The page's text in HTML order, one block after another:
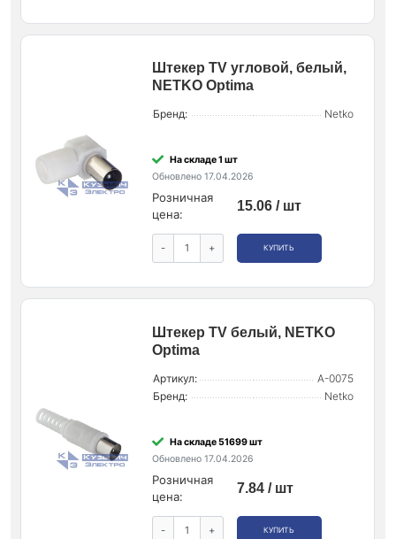
Штекер ТV угловой, белый,
NETKO Optima
Бренд: Netko
На складе 1 шт
Обновлено 17.04.2026
Розничная
цена:
15.06 / шт
- + КУПИТЬ
Штекер ТV белый, NETKO
Optima
Артикул:
A-0075
Бренд:
Netko
На складе 51699 шт
Обновлено 17.04.2026
Розничная
цена:
7.84 / шт
- + КУПИТЬ